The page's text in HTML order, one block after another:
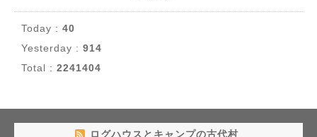
Today : 40
Yesterday : 914
Total : 2241404
ログハウスとキャンプの古代村